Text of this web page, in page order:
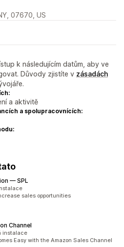
07670, US
k následujícím datům, aby ve
Důvody zjistíte v zásadách
a aktivitě
a spolupracovnících:
— SPL
sales opportunities
Channel
instalace
Easy with the Amazon Sales Channel